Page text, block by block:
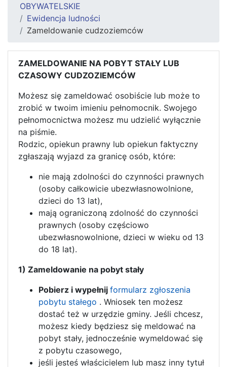
OBYWATELSKIE
Ewidencja ludności
Zameldowanie cudzoziemców
ZAMELDOWANIE NA POBYT STAŁY LUB
CZASOWY CUDZOZIEMCÓW
Możesz się zameldować osobiście lub może to
zrobić w twoim imieniu pełnomocnik. Swojego
pełnomocnictwa możesz mu udzielić wyłącznie
na piśmie.
Rodzic, opiekun prawny lub opiekun faktyczny
zgłaszają wyjazd za granicę osób, które:
nie mają zdolności do czynności prawnych
(osoby całkowicie ubezwłasnowolnione,
dzieci do 13 lat),
mają ograniczoną zdolność do czynności
prawnych (osoby częściowo
ubezwłasnowolnione, dzieci w wieku od 13
do 18 lat).
1) Zameldowanie na pobyt stały
Pobierz i wypełnij formularz zgłoszenia
pobytu stałego . Wniosek ten możesz
dostać też w urzędzie gminy. Jeśli chcesz,
możesz kiedy będziesz się meldować na
pobyt stały, jednocześnie wymeldować się
z pobytu czasowego,
jeśli jesteś właścicielem lub masz inny tytuł